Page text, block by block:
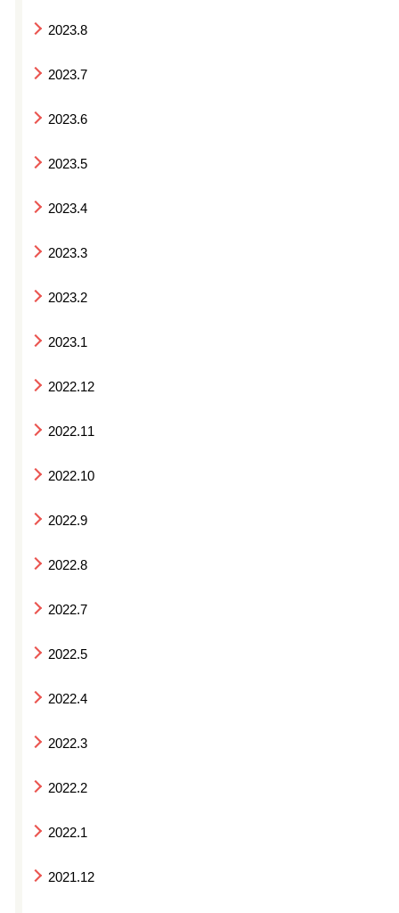
2023.8
2023.7
2023.6
2023.5
2023.4
2023.3
2023.2
2023.1
2022.12
2022.11
2022.10
2022.9
2022.8
2022.7
2022.5
2022.4
2022.3
2022.2
2022.1
2021.12